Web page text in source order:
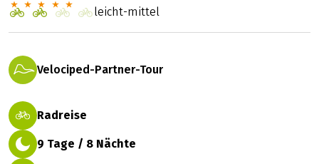
Radreise
9 Tage / 8 Nächte
Velociped-Partner-Tour
leicht-mittel